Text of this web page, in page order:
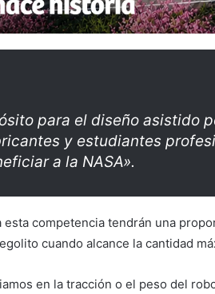
para el diseño asistido
y estudiantes
a la NASA».
esta competencia tendrán una
cuando alcance la cantidad
en la tracción o el peso del